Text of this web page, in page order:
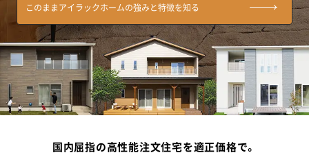
このままアイラックホームの強みと特徴を知る
国内屈指の高性能注文住宅を適正価格で。